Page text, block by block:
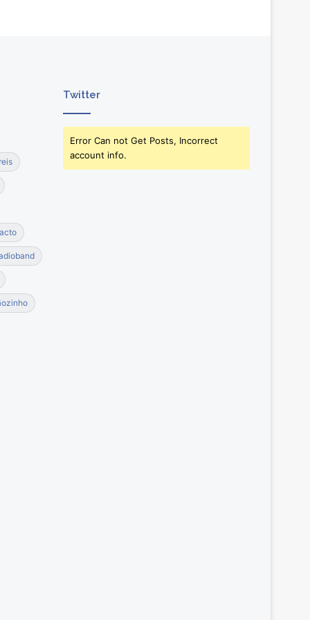
Twitter
Error Can not Get Posts, Incorrect
account info.